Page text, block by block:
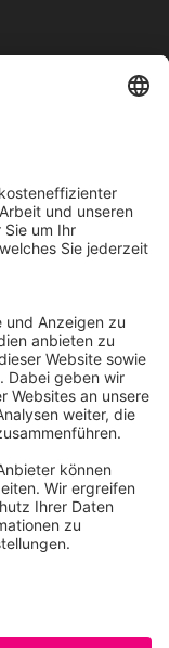
werden
für
befreit
unter der